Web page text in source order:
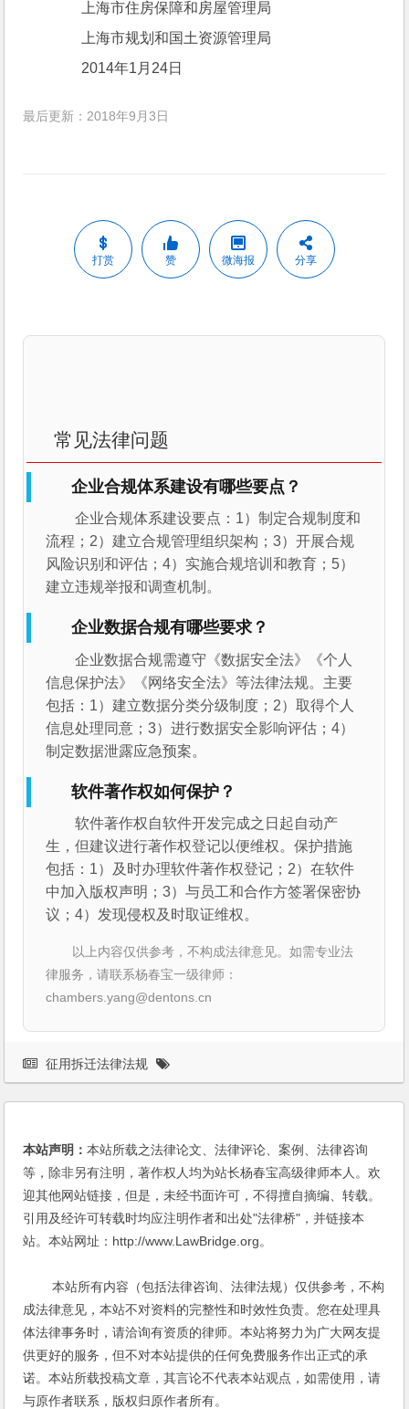
上海市住房保障和房屋管理局
上海市规划和国土资源管理局
2014年1月24日
最后更新：2018年9月3日
打赏 赞 微海报 分享
常见法律问题
企业合规体系建设有哪些要点？
企业合规体系建设要点：1）制定合规制度和
流程；2）建立合规管理组织架构；3）开展合规
风险识别和评估；4）实施合规培训和教育；5）
建立违规举报和调查机制。
企业数据合规有哪些要求？
企业数据合规需遵守《数据安全法》《个人
信息保护法》《网络安全法》等法律法规。主要
包括：1）建立数据分类分级制度；2）取得个人
信息处理同意；3）进行数据安全影响评估；4）
制定数据泄露应急预案。
软件著作权如何保护？
软件著作权自软件开发完成之日起自动产
生，但建议进行著作权登记以便维权。保护措施
包括：1）及时办理软件著作权登记；2）在软件
中加入版权声明；3）与员工和合作方签署保密协
议；4）发现侵权及时取证维权。
以上内容仅供参考，不构成法律意见。如需专业法
律服务，请联系杨春宝一级律师：
chambers.yang@dentons.cn
征用拆迁法律法规
本站声明：本站所载之法律论文、法律评论、案例、法律咨询
等，除非另有注明，著作权人均为站长杨春宝高级律师本人。欢
迎其他网站链接，但是，未经书面许可，不得擅自摘编、转载。
引用及经许可转载时均应注明作者和出处"法律桥"，并链接本
站。本站网址：http://www.LawBridge.org。
本站所有内容（包括法律咨询、法律法规）仅供参考，不构
成法律意见，本站不对资料的完整性和时效性负责。您在处理具
体法律事务时，请洽询有资质的律师。本站将努力为广大网友提
供更好的服务，但不对本站提供的任何免费服务作出正式的承
诺。本站所载投稿文章，其言论不代表本站观点，如需使用，请
与原作者联系，版权归原作者所有。